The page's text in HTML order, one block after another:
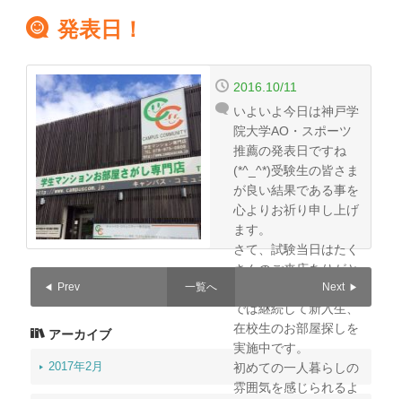
発表日！
いよいよ今日は神戸学
院大学AO・スポーツ
推薦の発表日ですね
(*^_^*)受験生の皆さま
が良い結果である事を
心よりお祈り申し上げ
ます。
さて、試験当日はたく
さんのご来店ありがと
うございました。当社
では継続して新入生、
在校生のお部屋探しを
実施中です。
初めての一人暮らしの
雰囲気を感じられるよ
2016.10/11
Prev 一覧へ Next
アーカイブ
2017年2月